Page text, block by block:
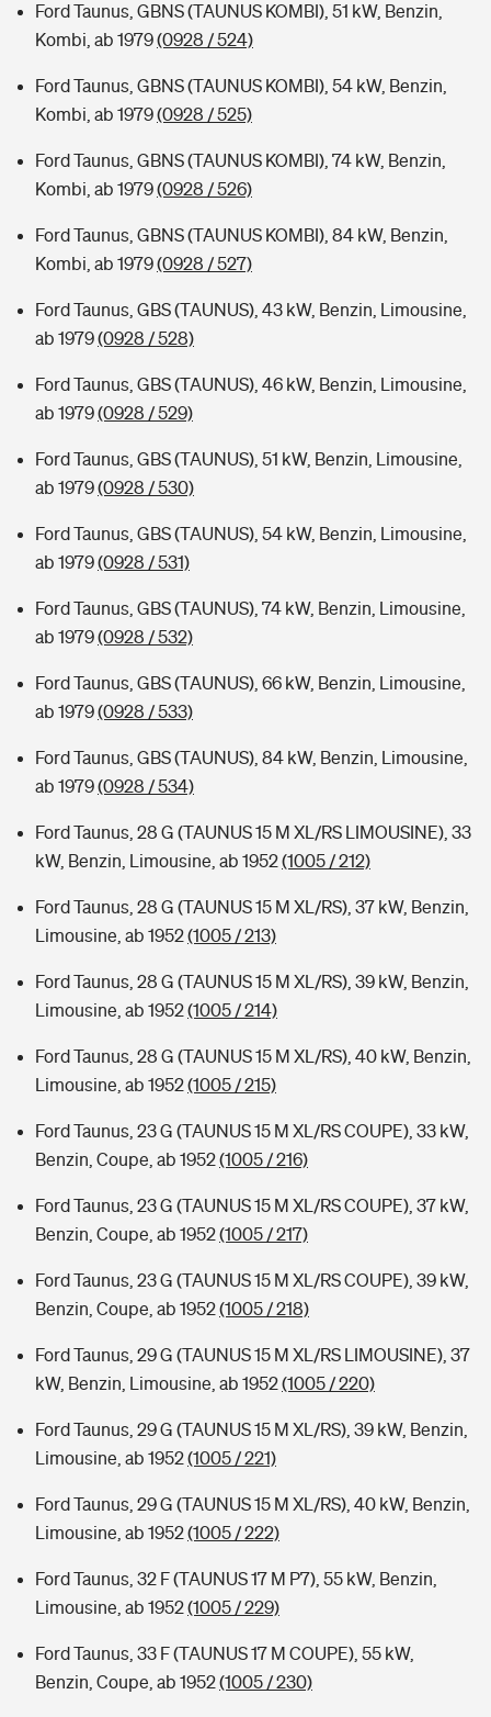
Ford Taunus, GBNS (TAUNUS KOMBI), 51 kW, Benzin,
Kombi, ab 1979(0928 / 524)
Ford Taunus, GBNS (TAUNUS KOMBI), 54 kW, Benzin,
Kombi, ab 1979(0928 / 525)
Ford Taunus, GBNS (TAUNUS KOMBI), 74 kW, Benzin,
Kombi, ab 1979(0928 / 526)
Ford Taunus, GBNS (TAUNUS KOMBI), 84 kW, Benzin,
Kombi, ab 1979(0928 / 527)
Ford Taunus, GBS (TAUNUS), 43 kW, Benzin, Limousine,
ab 1979(0928 / 528)
Ford Taunus, GBS (TAUNUS), 46 kW, Benzin, Limousine,
ab 1979(0928 / 529)
Ford Taunus, GBS (TAUNUS), 51 kW, Benzin, Limousine,
ab 1979(0928 / 530)
Ford Taunus, GBS (TAUNUS), 54 kW, Benzin, Limousine,
ab 1979(0928 / 531)
Ford Taunus, GBS (TAUNUS), 74 kW, Benzin, Limousine,
ab 1979(0928 / 532)
Ford Taunus, GBS (TAUNUS), 66 kW, Benzin, Limousine,
ab 1979(0928 / 533)
Ford Taunus, GBS (TAUNUS), 84 kW, Benzin, Limousine,
ab 1979(0928 / 534)
Ford Taunus, 28 G (TAUNUS 15 M XL/RS LIMOUSINE), 33
kW, Benzin, Limousine, ab 1952(1005 / 212)
Ford Taunus, 28 G (TAUNUS 15 M XL/RS), 37 kW, Benzin,
Limousine, ab 1952(1005 / 213)
Ford Taunus, 28 G (TAUNUS 15 M XL/RS), 39 kW, Benzin,
Limousine, ab 1952(1005 / 214)
Ford Taunus, 28 G (TAUNUS 15 M XL/RS), 40 kW, Benzin,
Limousine, ab 1952(1005 / 215)
Ford Taunus, 23 G (TAUNUS 15 M XL/RS COUPE), 33 kW,
Benzin, Coupe, ab 1952(1005 / 216)
Ford Taunus, 23 G (TAUNUS 15 M XL/RS COUPE), 37 kW,
Benzin, Coupe, ab 1952(1005 / 217)
Ford Taunus, 23 G (TAUNUS 15 M XL/RS COUPE), 39 kW,
Benzin, Coupe, ab 1952(1005 / 218)
Ford Taunus, 29 G (TAUNUS 15 M XL/RS LIMOUSINE), 37
kW, Benzin, Limousine, ab 1952(1005 / 220)
Ford Taunus, 29 G (TAUNUS 15 M XL/RS), 39 kW, Benzin,
Limousine, ab 1952(1005 / 221)
Ford Taunus, 29 G (TAUNUS 15 M XL/RS), 40 kW, Benzin,
Limousine, ab 1952(1005 / 222)
Ford Taunus, 32 F (TAUNUS 17 M P7), 55 kW, Benzin,
Limousine, ab 1952(1005 / 229)
Ford Taunus, 33 F (TAUNUS 17 M COUPE), 55 kW,
Benzin, Coupe, ab 1952(1005 / 230)